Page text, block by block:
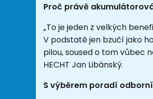
Proč právě
„To je jeden z velkých
V podstatě jen bzučí jako
pilou, soused o tom vůbec
HECHT Jan Libánský.
S výběrem poradí